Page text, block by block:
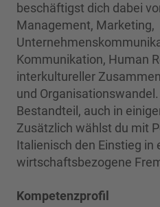
beschäftigst dich dabei
Management, Marketing,
Kommunikation, Human
interkultureller
und
Bestandteil, auch in
Zusätzlich wählst du mit
Italienisch den Einstieg in
wirtschaftsbezogene
Kompetenzprofil